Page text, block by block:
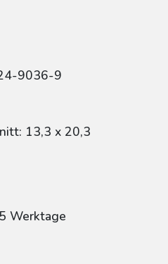
9036-9
13,3 x 20,3
Werktage